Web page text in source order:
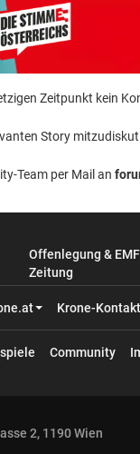
Zeitpunkt kein
Story
Team per Mail an
Offenlegung &
Zeitung
Krone-
Community
2, 1190 Wien